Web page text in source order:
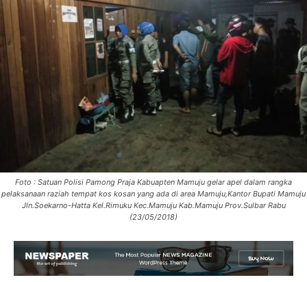
Foto : Satuan Polisi Pamong Praja Kabuapten Mamuju gelar apel dalam rangka
pelaksanaan raziah tempat kos kosan yang ada di area Mamuju,Kantor Bupati Mamuju
Jln.Soekarno-Hatta Kel.Rimuku Kec.Mamuju Kab.Mamuju Prov.Sulbar Rabu
(23/05/2018)